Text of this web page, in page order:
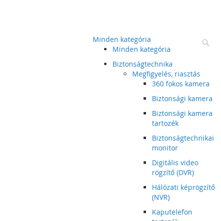
Minden kategória
Minden kategória
Biztonságtechnika
Megfigyelés, riasztás
360 fokos kamera
Biztonsági kamera
Biztonsági kamera
tartozék
Biztonságtechnikai
monitor
Digitális video
rögzítő (DVR)
Hálózati képrögzítő
(NVR)
Kaputelefon